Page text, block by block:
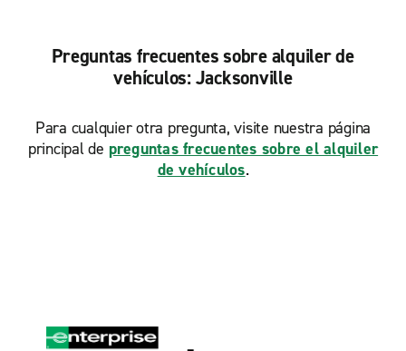
Preguntas frecuentes sobre alquiler de
vehículos: Jacksonville
Para cualquier otra pregunta, visite nuestra página
principal de preguntas frecuentes sobre el alquiler
de vehículos.